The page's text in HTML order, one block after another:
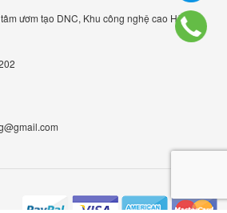
ươm tạo DNC, Khu công nghệ cao Hòa